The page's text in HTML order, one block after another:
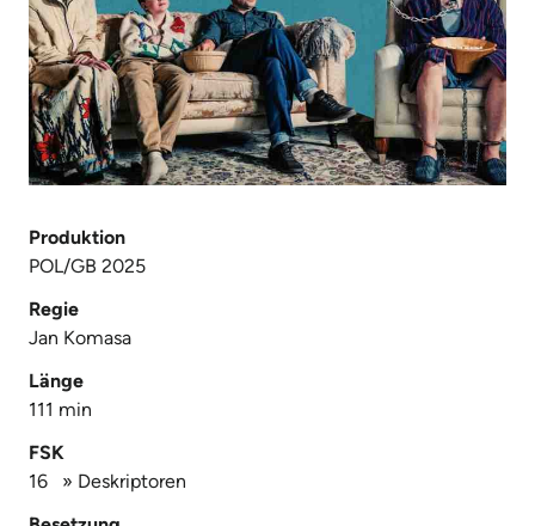
Produktion
POL/GB 2025
Regie
Jan Komasa
Länge
111 min
FSK
16
» Deskriptoren